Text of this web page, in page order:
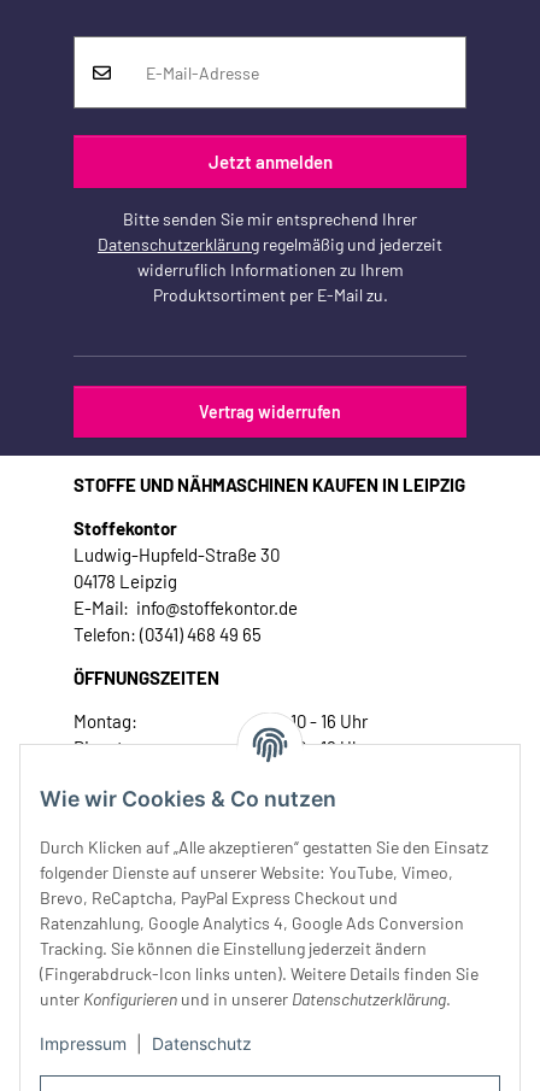
Wie wir Cookies & Co nutzen
Durch Klicken auf „Alle akzeptieren“ gestatten Sie den Einsatz
folgender Dienste auf unserer Website: YouTube, Vimeo,
Brevo, ReCaptcha, PayPal Express Checkout und
Ratenzahlung, Google Analytics 4, Google Ads Conversion
Tracking. Sie können die Einstellung jederzeit ändern
(Fingerabdruck-Icon links unten). Weitere Details finden Sie
unter Konfigurieren und in unserer Datenschutzerklärung.
Impressum Datenschutz
Jetzt anmelden
Bitte senden Sie mir entsprechend Ihrer
Datenschutzerklärung regelmäßig und jederzeit
widerruflich Informationen zu Ihrem
Produktsortiment per E-Mail zu.
Vertrag widerrufen
STOFFE UND NÄHMASCHINEN KAUFEN IN LEIPZIG
Stoffekontor
Ludwig-Hupfeld-Straße 30
04178 Leipzig
E-Mail: info@stoffekontor.de
Telefon: (0341) 468 49 65
ÖFFNUNGSZEITEN
Montag:
10 - 16 Uhr
Dienstag:
10 - 16 Uhr
Donnerstag:
10 - 18 Uhr
Samstag:
10 - 14 Uhr
Unser Service
Rechtliches